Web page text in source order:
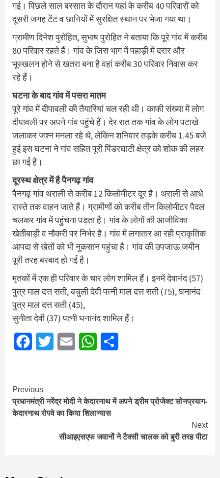
गई। पिछले साल बरसात के दौरान यहां के करीब 40 परिवारों को
दूसरी जगह टेंट व छानियों में सुरक्षित स्थान पर भेजा गया था।
ग्रामीण दिनेश पुरोहित, सुभाष पुरोहित ने बताया कि पूरे गांव में करीब
80 परिवार रहते हैं। गांव के जिस भाग में पहाड़ी में दरार और
भूस्खलन होने से खतरा बना है वहां करीब 30 परिवार निवास कर
रहे हैं।
घटना के बाद गांव में पसरा मातम
पूरे गांव में दीपावली की तैयारियां चल रही थी। काफी संख्या में लोग
दीपावली पर अपने गांव पहुंचे हैं। देर रात तक गांव के लोग पटाखे
जलाकर जश्न मनला रहे थे, लेकिन शनिवार तड़के करीब 1.45 बजे
हुई इस घटना ने गांव सहित पूरी पिंडरघाटी क्षेत्र को शोक की लहर
छा गई है।
दूरस्थ क्षेत्र में है पैनगढ़ गांव
पैनगढ़ गांव थराली से करीब 12 किलोमीटर दूर है। थराली से आधे
रास्ते तक वाहन जाते हैं। ग्रामीणों को करीब तीन किलोमीटर पैदल
चलकर गांव में पहुंचना पड़ता है। गांव के लोगों की आजीविका
खेतीबाड़ी व नौकरी पर निर्भर है। गांव में लगातार आ रही प्राकृतिक
आपदा से खेतों को भी नुकसान पहुंचा है। गांव की उपजाऊ जमीन
पूरी तरह बरबाद हो गई है।
मृतकों में एक ही परिवार के चार लोग शामिल हैं। इनमें देवानंद (57)
पुत्र माल दत्त सती, बचुली देवी पत्नी माल दत्त सती (75), घनानंद
पुत्र माल दत्त सती (45),
सुनीता देवी (37) पत्नी घनानंद शामिल हैं।
FacebookTwitter Email WhatsApp
Continue
Reading
Previous
प्रधानमंत्री नरेंद्र मोदी ने केदारनाथ में अपने ड्रीम प्रोजेक्ट सोनप्रयाग-
केदारनाथ रोपवे का किया शिलान्यास
Next
सीआइएसएफ जवानों ने टैक्सी चालक को बुरी तरह पीटा